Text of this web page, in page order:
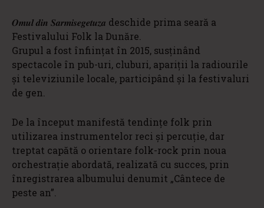
𝑶𝒎𝒖𝒍 𝒅𝒊𝒏 𝑺𝒂𝒓𝒎𝒊𝒔𝒆𝒈𝒆𝒕𝒖𝒛𝒂 deschide prima seară a
Festivalului Folk la Dunăre.
Grupul a fost înființat în 2015, susținând
spectacole în pub-uri, cluburi, apariții la radiourile
și televiziunile locale, participând și la festivaluri
de gen.
De la început manifestă tendințe folk prin
utilizarea instrumentelor reci și percuție, dar
treptat capătă o orientare folk-rock prin noua
orchestrație abordată, realizată cu succes, prin
înregistrarea albumului denumit „Cântece de
peste an”.